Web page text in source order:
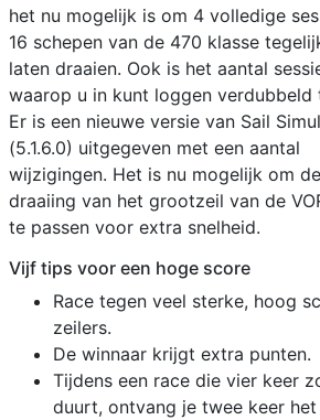
het nu mogelijk is om 4 volledige
16 schepen van de 470 klasse
laten draaien. Ook is het aantal
waarop u in kunt loggen verdubbeld
Er is een nieuwe versie van Sail
(5.1.6.0) uitgegeven met een aantal
wijzigingen. Het is nu mogelijk om de
draaiing van het grootzeil van de
te passen voor extra snelheid.
Vijf tips voor een hoge score
Race tegen veel sterke, hoog
zeilers.
De winnaar krijgt extra punten.
Tijdens een race die vier keer
duurt, ontvang je twee keer